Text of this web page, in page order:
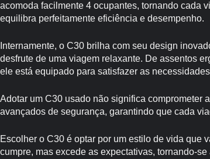
acomoda facilmente 4 ocupantes, tornando cada
equilibra perfeitamente eficiência e desempenho.
Internamente, o C30 brilha com seu design
desfrute de uma viagem relaxante. De assentos
ele está equipado para satisfazer as
Adotar um C30 usado não significa comprometer
avançados de segurança, garantindo que cada
Escolher o C30 é optar por um estilo de vida que
cumpre, mas excede as expectativas, tornando-